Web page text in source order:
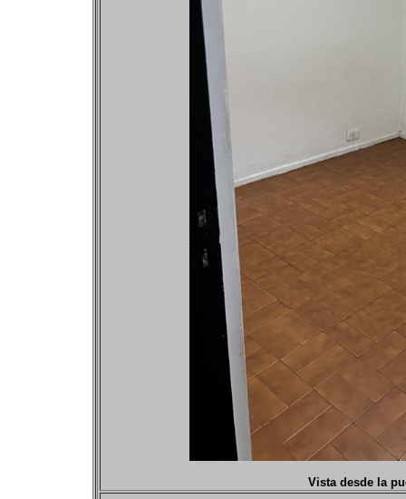
Vista desde la